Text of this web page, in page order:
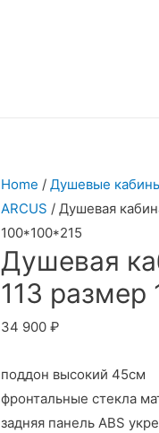
Home / Душевые
ARCUS / Душевая
100*100*215
Душевая
113 размер
34 900 ₽
поддон высокий 45см
фронтальные стекла
задняя панель ABS